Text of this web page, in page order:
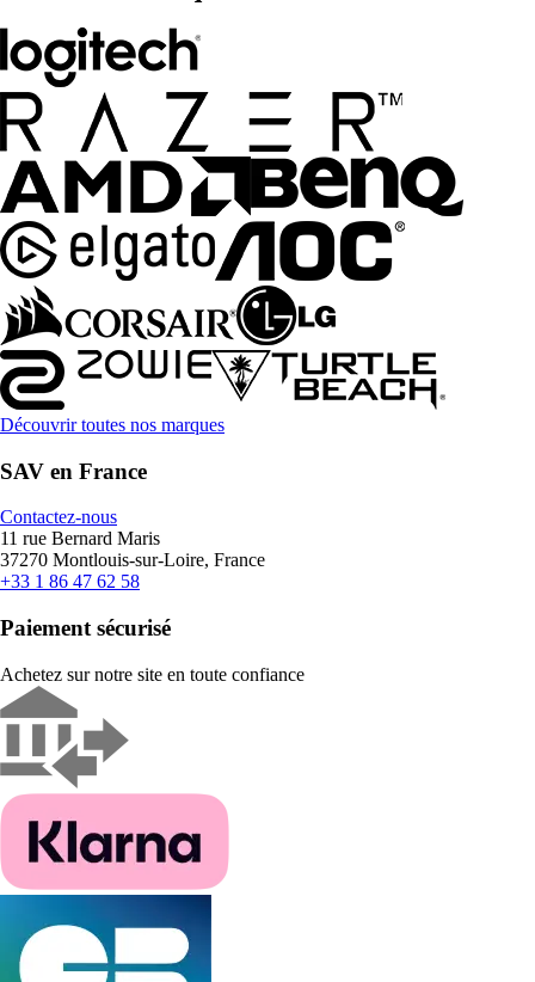
Découvrir toutes nos marques
SAV en France
Contactez-nous
11 rue Bernard Maris
37270 Montlouis-sur-Loire, France
+33 1 86 47 62 58
Paiement sécurisé
Achetez sur notre site en toute confiance